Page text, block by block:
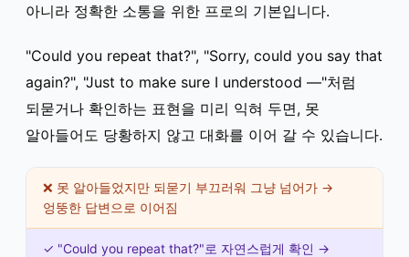
아니라 정확한 소통을 위한 프로의 기본입니다.
"Could you repeat that?", "Sorry, could you say that
again?", "Just to make sure I understood —"처럼
되묻거나 확인하는 표현을 미리 익혀 두면, 못
알아들어도 당황하지 않고 대화를 이어 갈 수 있습니다.
❌ 못 알아들었지만 되묻기 부끄러워 그냥 넘어가 →
엉뚱한 답변으로 이어짐
✓ "Could you repeat that?"로 자연스럽게 확인 →